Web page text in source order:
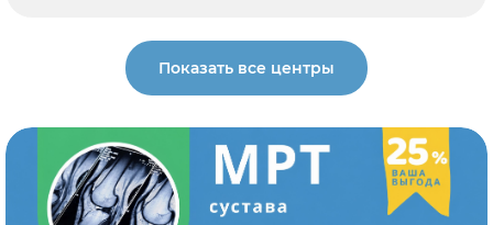
Показать все центры